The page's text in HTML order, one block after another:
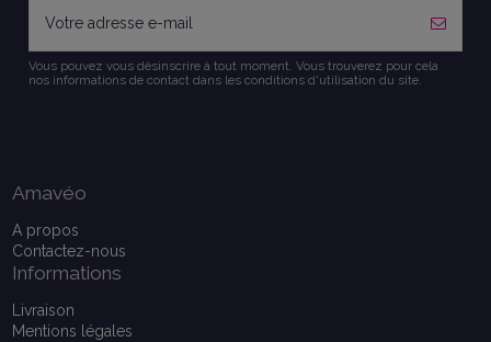
Vous pouvez vous désinscrire à tout moment. Vous trouverez pour cela
nos informations de contact dans les conditions d'utilisation du site.
Amavéo
A propos
Contactez-nous
Informations
Livraison
Mentions légales